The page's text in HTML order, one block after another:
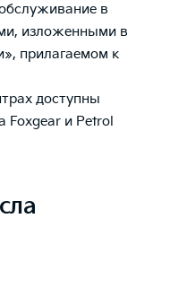
в
изложенными в
прилагаемом к
доступны
Foxgear и Petrol